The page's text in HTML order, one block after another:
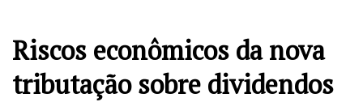
Riscos econômicos da nova
tributação sobre dividendos